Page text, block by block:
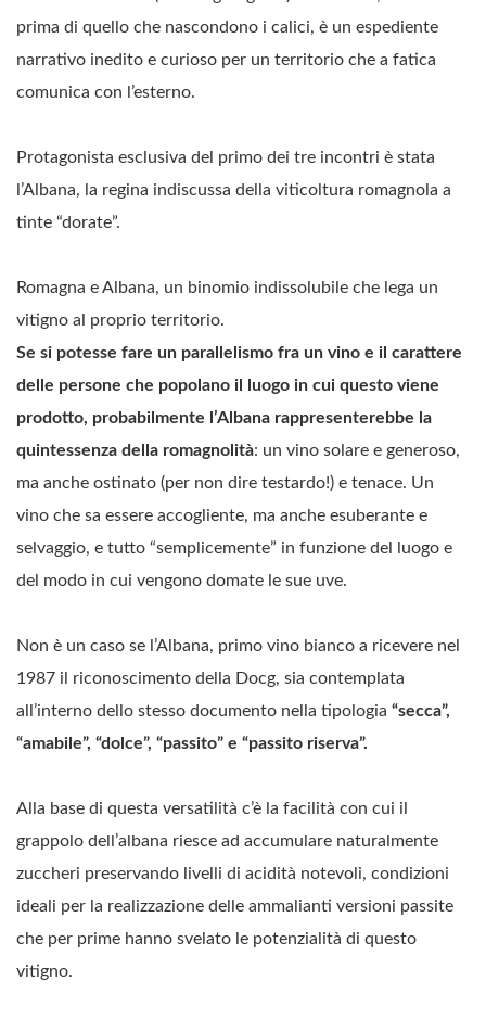
prima di quello che nascondono i calici, è un espediente
narrativo inedito e curioso per un territorio che a fatica
comunica con l’esterno.
Protagonista esclusiva del primo dei tre incontri è stata
l’Albana, la regina indiscussa della viticoltura romagnola a
tinte “dorate”.
Romagna e Albana, un binomio indissolubile che lega un
vitigno al proprio territorio.
Se si potesse fare un parallelismo fra un vino e il carattere
delle persone che popolano il luogo in cui questo viene
prodotto, probabilmente l’Albana rappresenterebbe la
quintessenza della romagnolità: un vino solare e generoso,
ma anche ostinato (per non dire testardo!) e tenace. Un
vino che sa essere accogliente, ma anche esuberante e
selvaggio, e tutto “semplicemente” in funzione del luogo e
del modo in cui vengono domate le sue uve.
Non è un caso se l’Albana, primo vino bianco a ricevere nel
1987 il riconoscimento della Docg, sia contemplata
all’interno dello stesso documento nella tipologia “secca”,
“amabile”, “dolce”, “passito” e “passito riserva”.
Alla base di questa versatilità c’è la facilità con cui il
grappolo dell’albana riesce ad accumulare naturalmente
zuccheri preservando livelli di acidità notevoli, condizioni
ideali per la realizzazione delle ammalianti versioni passite
che per prime hanno svelato le potenzialità di questo
vitigno.